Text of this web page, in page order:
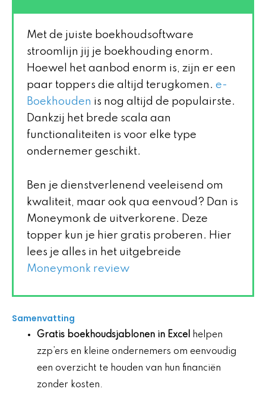
Met de juiste boekhoudsoftware
stroomlijn jij je boekhouding enorm.
Hoewel het aanbod enorm is, zijn er een
paar toppers die altijd terugkomen. e-
Boekhouden is nog altijd de populairste.
Dankzij het brede scala aan
functionaliteiten is voor elke type
ondernemer geschikt.
Ben je dienstverlenend veeleisend om
kwaliteit, maar ook qua eenvoud? Dan is
Moneymonk de uitverkorene. Deze
topper kun je hier gratis proberen. Hier
lees je alles in het uitgebreide
Moneymonk review
Samenvatting
Gratis boekhoudsjablonen in Excel
helpen
zzp’ers en kleine ondernemers om eenvoudig
een overzicht te houden van hun financiën
zonder kosten.